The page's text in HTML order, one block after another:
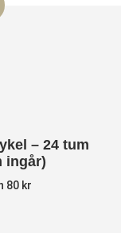
– 24 tum
ingår)
80 kr